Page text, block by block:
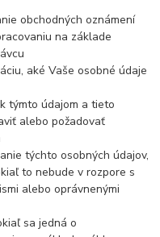
obchodných oznámení
na základe
aké Vaše osobné údaje
týmto údajom a tieto
alebo požadovať
týchto osobných údajov,
to nebude v rozpore s
alebo oprávnenými
sa jedná o